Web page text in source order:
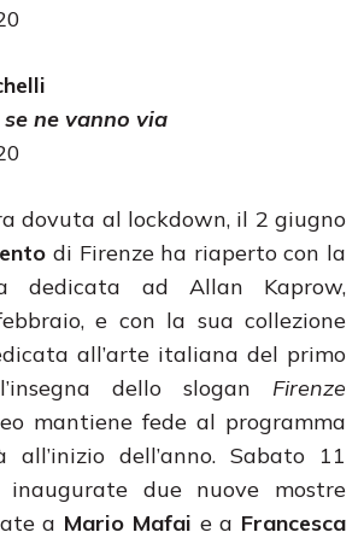
ne vanno via
dovuta al lockdown, il 2 giugno
di Firenze ha riaperto con la
dedicata ad Allan Kaprow,
e con la sua collezione
all’arte italiana del primo
dello slogan Firenze
mantiene fede al programma
all’inizio dell’anno. Sabato 11
inaugurate due nuove mostre
a Mario Mafai e a Francesca